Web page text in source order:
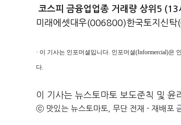
코스피 금융업업종 거래량 상위5
미래에셋대우(006800)한국토지신
· 이 기사는 인포머셜입니다. 인포머셜(Informercial)은
다.
이 기사는 뉴스토마토 보도준칙 및 윤
ⓒ 맛있는 뉴스토마토, 무단 전재 - 재배포